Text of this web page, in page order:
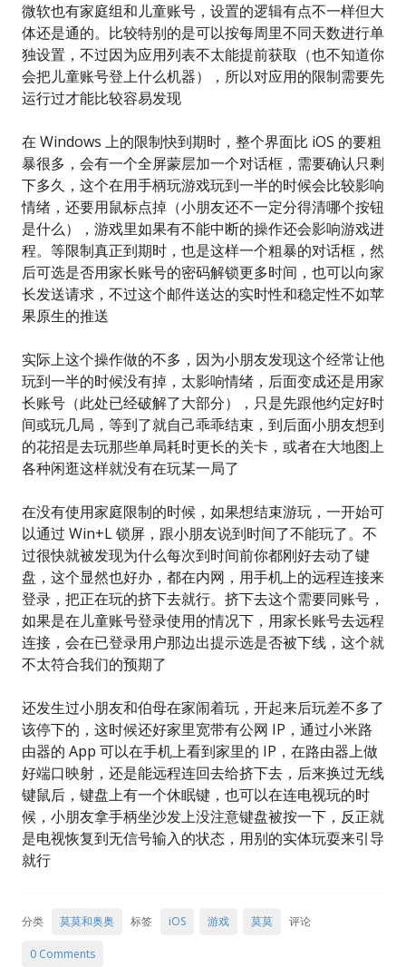
微软也有家庭组和儿童账号，设置的逻辑有点不一样但大
体还是通的。比较特别的是可以按每周里不同天数进行单
独设置，不过因为应用列表不太能提前获取（也不知道你
会把儿童账号登上什么机器），所以对应用的限制需要先
运行过才能比较容易发现
在 Windows 上的限制快到期时，整个界面比 iOS 的要粗
暴很多，会有一个全屏蒙层加一个对话框，需要确认只剩
下多久，这个在用手柄玩游戏玩到一半的时候会比较影响
情绪，还要用鼠标点掉（小朋友还不一定分得清哪个按钮
是什么），游戏里如果有不能中断的操作还会影响游戏进
程。等限制真正到期时，也是这样一个粗暴的对话框，然
后可选是否用家长账号的密码解锁更多时间，也可以向家
长发送请求，不过这个邮件送达的实时性和稳定性不如苹
果原生的推送
实际上这个操作做的不多，因为小朋友发现这个经常让他
玩到一半的时候没有掉，太影响情绪，后面变成还是用家
长账号（此处已经破解了大部分），只是先跟他约定好时
间或玩几局，等到了就自己乖乖结束，到后面小朋友想到
的花招是去玩那些单局耗时更长的关卡，或者在大地图上
各种闲逛这样就没有在玩某一局了
在没有使用家庭限制的时候，如果想结束游玩，一开始可
以通过 Win+L 锁屏，跟小朋友说到时间了不能玩了。不
过很快就被发现为什么每次到时间前你都刚好去动了键
盘，这个显然也好办，都在内网，用手机上的远程连接来
登录，把正在玩的挤下去就行。挤下去这个需要同账号，
如果是在儿童账号登录使用的情况下，用家长账号去远程
连接，会在已登录用户那边出提示选是否被下线，这个就
不太符合我们的预期了
还发生过小朋友和伯母在家闹着玩，开起来后玩差不多了
该停下的，这时候还好家里宽带有公网 IP，通过小米路
由器的 App 可以在手机上看到家里的 IP，在路由器上做
好端口映射，还是能远程连回去给挤下去，后来换过无线
键鼠后，键盘上有一个休眠键，也可以在连电视玩的时
候，小朋友拿手柄坐沙发上没注意键盘被按一下，反正就
是电视恢复到无信号输入的状态，用别的实体玩耍来引导
就行
分类 莫莫和奥奥 标签 iOS 游戏 莫莫 评论
0 Comments